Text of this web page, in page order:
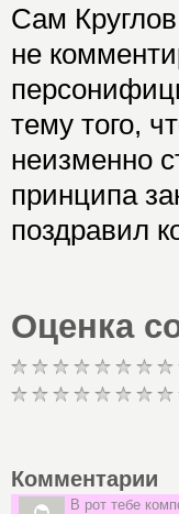
Сам
не
тему того,
неизменно
принципа
поздравил
Оценка
Комментарии
В рот тебе